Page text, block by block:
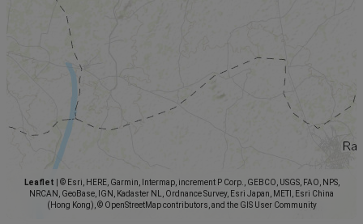
Leaflet
© Esri, HERE, Garmin, Intermap, increment P Corp., GEBCO, USGS, FAO, NPS,
NRCAN, GeoBase, IGN, Kadaster NL, Ordnance Survey, Esri Japan, METI, Esri China
(Hong Kong), © OpenStreetMap contributors, and the GIS User Community